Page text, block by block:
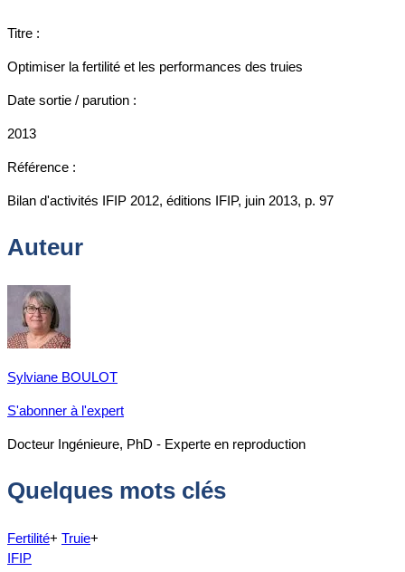
Titre :
Optimiser la fertilité et les performances des truies
Date sortie / parution :
2013
Référence :
Bilan d'activités IFIP 2012, éditions IFIP, juin 2013, p. 97
Auteur
Sylviane BOULOT
S'abonner à l'expert
Docteur Ingénieure, PhD - Experte en reproduction
Quelques mots clés
Fertilité+ Truie+
IFIP